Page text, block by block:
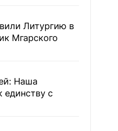
Литургию в
Мгарского
Наша
единству с